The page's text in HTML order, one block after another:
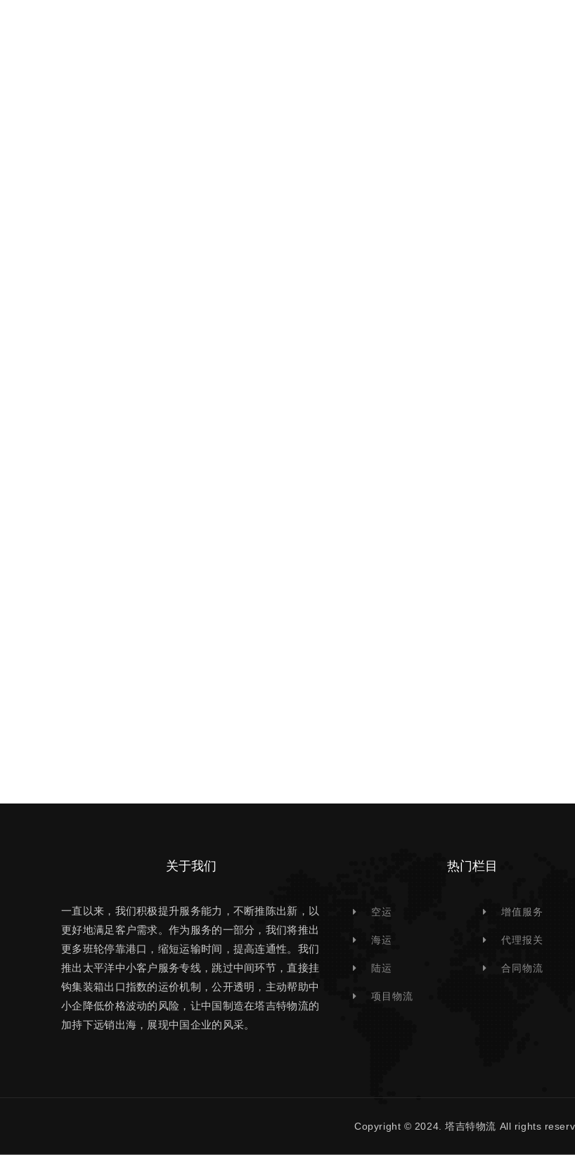
关于我们
一直以来，我们积极提升服务能力，不断推陈出新，以
更好地满足客户需求。作为服务的一部分，我们将推出
更多班轮停靠港口，缩短运输时间，提高连通性。我们
推出太平洋中小客户服务专线，跳过中间环节，直接挂
钩集装箱出口指数的运价机制，公开透明，主动帮助中
小企降低价格波动的风险，让中国制造在塔吉特物流的
加持下远销出海，展现中国企业的风采。
热门栏目
空运
海运
陆运
项目物流
增值服务
代理报关
合同物流
Copyright © 2024. 塔吉特物流 All rights